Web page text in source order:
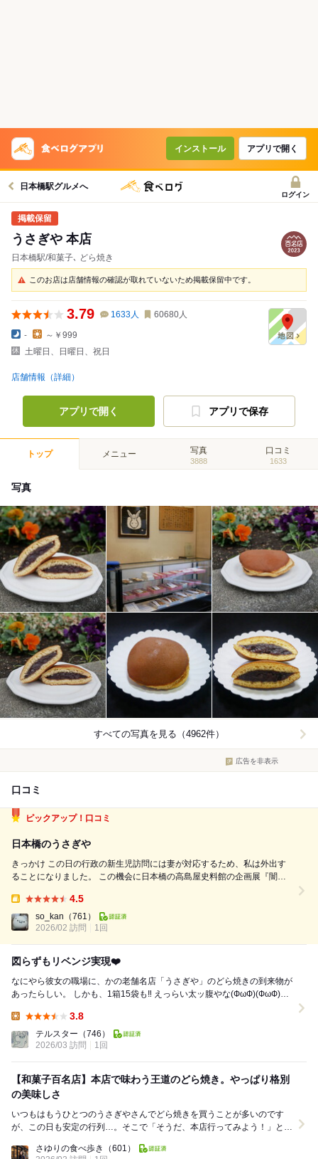
インストール アプリで開く
日本橋駅グルメへ
ログイン
うさぎや 本店
日本橋駅/和菓子､ どら焼き
このお店は店舗情報の確認が取れていないため掲載保留中です。
3.79 1633人 60680人
-
～￥999
土曜日、日曜日、祝日
店舗情報（詳細）
アプリで開く アプリで保存
トップ メニュー 写真
3888
口コミ
1633
写真
すべての写真を見る（4962件）
広告を非表示
口コミ
ピックアップ！口コミ
日本橋のうさぎや
きっかけ この日の行政の新生児訪問には妻が対応するため、私は外出す
ることになりました。 この機会に日本橋の高島屋史料館の企画展『闇市
れるどら焼きをおみやげに買うことにしました。 帰宅後に調べたとこ
ろ、「東京三大どら焼き」の上野の...
4.5
so_kan （761）
2026/02 訪問
1回
図らずもリベンジ実現❤️
なにやら彼女の職場に、かの老舗名店「うさぎや」のどら焼きの到来物が
あったらしい。 しかも、1箱15袋も‼️ えっらい太ッ腹やな(ФωФ)(ФωФ)
3.8
テルスター （746）
2026/03 訪問
1回
【和菓子百名店】本店で味わう王道のどら焼き。やっぱり格別
の美味しさ
いつもはもうひとつのうさぎやさんでどら焼きを買うことが多いのです
が、この日も安定の行列…。そこで「そうだ、本店行ってみよう！」と方
さゆりの食べ歩き
（601）